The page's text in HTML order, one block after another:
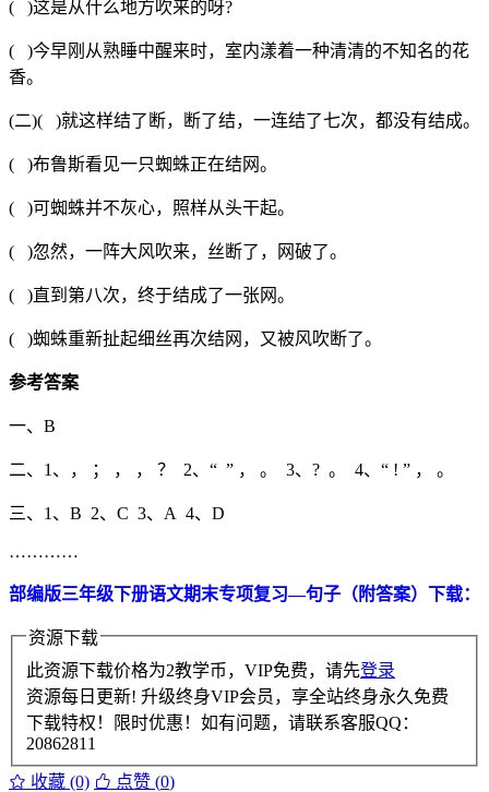
( )这是从什么地方吹来的呀?
( )今早刚从熟睡中醒来时，室内漾着一种清清的不知名的花
香。
(二)( )就这样结了断，断了结，一连结了七次，都没有结成。
( )布鲁斯看见一只蜘蛛正在结网。
( )可蜘蛛并不灰心，照样从头干起。
( )忽然，一阵大风吹来，丝断了，网破了。
( )直到第八次，终于结成了一张网。
( )蜘蛛重新扯起细丝再次结网，又被风吹断了。
参考答案
一、B
二、1、， ； ， ， ？ 2、“ ” ， 。 3、? 。 4、“ ! ” ， 。
三、1、B 2、C 3、A 4、D
…………
部编版三年级下册语文期末专项复习—句子（附答案）下载：
资源下载
此资源下载价格为2教学币，VIP免费，请先登录
资源每日更新! 升级终身VIP会员，享全站终身永久免费
下载特权！限时优惠！如有问题，请联系客服QQ：
20862811
收藏 (0) 点赞 (0)